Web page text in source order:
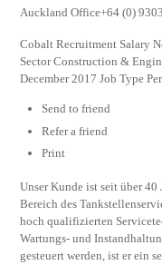
Auckland Office+64 (0)
Cobalt Recruitment Salary
Sector Construction &
December 2017 Job Type
Send to friend
Refer a friend
Print
Unser Kunde ist seit über
Bereich des
hoch qualifizierten
Wartungs- und
gesteuert werden, ist er ein